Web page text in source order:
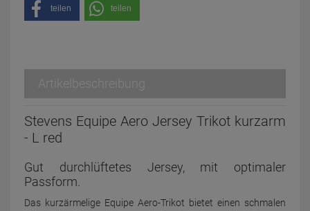
teilen teilen
Artikelbeschreibung
Stevens Equipe Aero Jersey Trikot kurzarm
- L red
Gut durchlüftetes Jersey, mit optimaler
Passform.
Das kurzärmelige Equipe Aero-Trikot bietet einen schmalen